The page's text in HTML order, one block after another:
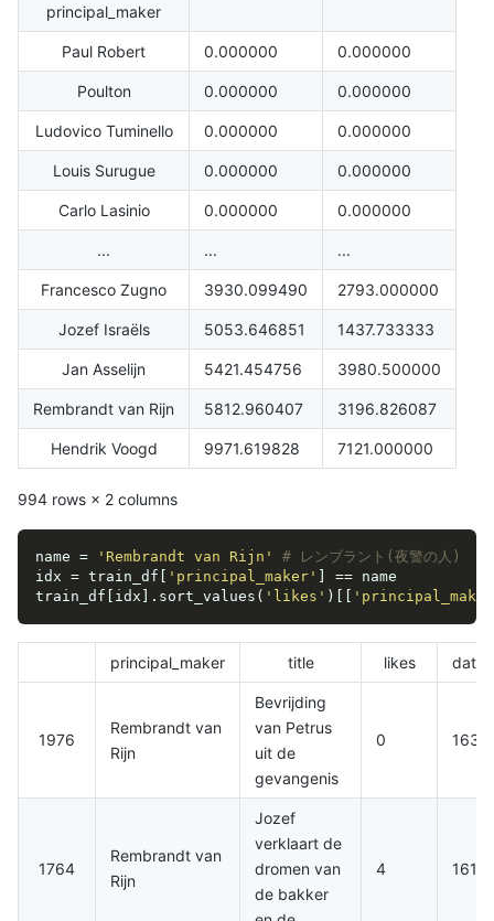
principal_maker
Paul Robert 0.000000 0.000000
Poulton 0.000000 0.000000
Ludovico Tuminello 0.000000 0.000000
Louis Surugue 0.000000 0.000000
Carlo Lasinio 0.000000 0.000000
... ... ...
Francesco Zugno 3930.099490 2793.000000
Jozef Israëls 5053.646851 1437.733333
Jan Asselijn 5421.454756 3980.500000
Rembrandt van Rijn 5812.960407 3196.826087
Hendrik Voogd 9971.619828 7121.000000
994 rows × 2 columns
name = 'Rembrandt van Rijn'
# レンブラント(夜警の人)
idx = train_df[
'principal_maker'
] == name
train_df[idx].sort_values( 'likes' )[[
principal_maker title likes
1976
Rembrandt van
Rijn
Bevrijding
van Petrus
uit de
gevangenis
0
1764
Rembrandt van
Rijn
Jozef
verklaart de
dromen van
de bakker
4